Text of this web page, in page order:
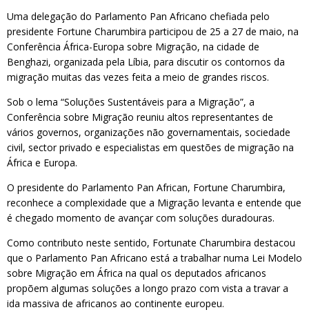
Uma delegação do Parlamento Pan Africano chefiada pelo
presidente Fortune Charumbira participou de 25 a 27 de maio, na
Conferência África-Europa sobre Migração, na cidade de
Benghazi, organizada pela Líbia, para discutir os contornos da
migração muitas das vezes feita a meio de grandes riscos.
Sob o lema “Soluções Sustentáveis para a Migração”, a
Conferência sobre Migração reuniu altos representantes de
vários governos, organizações não governamentais, sociedade
civil, sector privado e especialistas em questões de migração na
África e Europa.
O presidente do Parlamento Pan African, Fortune Charumbira,
reconhece a complexidade que a Migração levanta e entende que
é chegado momento de avançar com soluções duradouras.
Como contributo neste sentido, Fortunate Charumbira destacou
que o Parlamento Pan Africano está a trabalhar numa Lei Modelo
sobre Migração em África na qual os deputados africanos
propõem algumas soluções a longo prazo com vista a travar a
ida massiva de africanos ao continente europeu.